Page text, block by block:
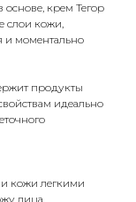
крем Тегор
слои кожи,
и моментально
продукты
идеально
кожи легкими
лица.